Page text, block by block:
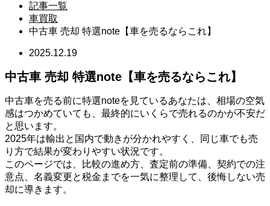
記事一覧
車買取
中古車 売却 特選note【車を売るならこれ】
2025.12.19
中古車 売却 特選note【車を売るならこれ】
中古車を売る前に特選noteを見ているあなたは、相場の空気
感はつかめていても、最終的にいくらで売れるのかが不安だ
と思います。
2025年は輸出と国内で動きが分かれやすく、同じ車でも売
り方で結果が変わりやすい状況です。
このページでは、比較の進め方、査定前の準備、契約での注
意点、名義変更と税金までを一気に整理して、後悔しない売
却に導きます。